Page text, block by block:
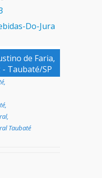
Do-Jura
de Faria,
- Taubaté/SP
,
,
,
Taubaté